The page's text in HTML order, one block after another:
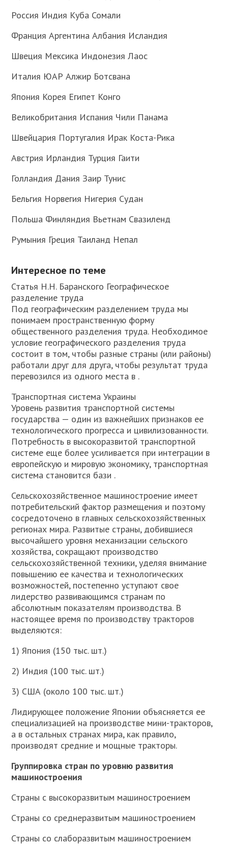
Россия Индия Куба Сомали
Франция Аргентина Албания Исландия
Швеция Мексика Индонезия Лаос
Италия ЮАР Алжир Ботсвана
Япония Корея Египет Конго
Великобритания Испания Чили Панама
Швейцария Португалия Ирак Коста-Рика
Австрия Ирландия Турция Гаити
Голландия Дания Заир Тунис
Бельгия Норвегия Нигерия Судан
Польша Финляндия Вьетнам Свазиленд
Румыния Греция Таиланд Непал
Интересное по теме
Статья Н.Н. Баранского Географическое
разделение труда
Под географическим разделением труда мы
понимаем пространственную форму
общественного разделения труда. Необходимое
условие географического разделения труда
состоит в том, чтобы разные страны (или районы)
работали друг для друга, чтобы результат труда
перевозился из одного места в .
Транспортная система Украины
Уровень развития транспортной системы
государства — один из важнейших признаков ее
технологического прогресса и цивилизованности.
Потребность в высокоразвитой транспортной
системе еще более усиливается при интеграции в
европейскую и мировую экономику, транспортная
система становится бази .
Сельскохозяйственное машиностроение имеет
потребительский фактор размещения и поэтому
сосредоточено в главных сельскохозяйственных
регионах мира. Развитые страны, добившиеся
высочайшего уровня механизации сельского
хозяйства, сокращают производство
сельскохозяйственной техники, уделяя внимание
повышению ее качества и технологических
возможностей, постепенно уступают свое
лидерство развивающимся странам по
абсолютным показателям производства. В
настоящее время по производству тракторов
выделяются:
1) Япония (150 тыс. шт.)
2) Индия (100 тыс. шт.)
3) США (около 100 тыс. шт.)
Лидирующее положение Японии объясняется ее
специализацией на производстве мини-тракторов,
а в остальных странах мира, как правило,
производят средние и мощные тракторы.
Группировка стран по уровню развития
машиностроения
Страны с высокоразвитым машиностроением
Страны со среднеразвитым машиностроением
Страны со слаборазвитым машиностроением